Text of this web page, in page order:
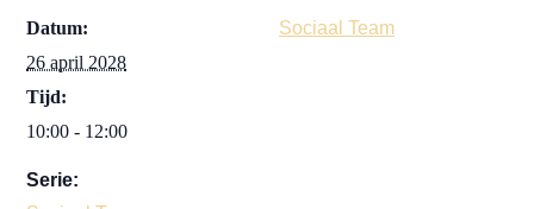
Datum:
26 april 2028
Tijd:
10:00 - 12:00
Serie:
Sociaal Team